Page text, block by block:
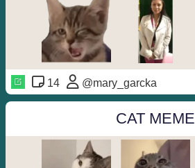
14 @mary_garcka
CAT MEME